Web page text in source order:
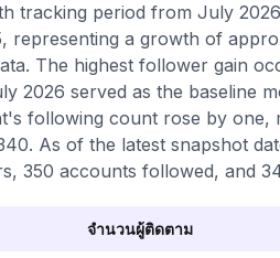
tracking period from July
representing a growth of
The highest follower gain
2026 served as the baseline
following count rose by
As of the latest snapshot
350 accounts followed, and
จำนวนผู้ติดตาม